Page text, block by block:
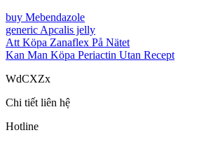
buy Mebendazole
generic Apcalis jelly
Att Köpa Zanaflex På Nätet
Kan Man Köpa Periactin Utan Recept
WdCXZx
Chi tiết liên hệ
Hotline